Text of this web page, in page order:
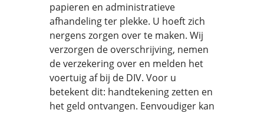
papieren en administratieve
afhandeling ter plekke. U hoeft zich
nergens zorgen over te maken. Wij
verzorgen de overschrijving, nemen
de verzekering over en melden het
voertuig af bij de DIV. Voor u
betekent dit: handtekening zetten en
het geld ontvangen. Eenvoudiger kan